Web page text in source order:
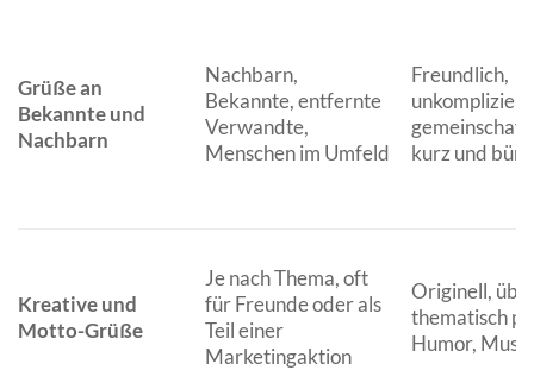
Grüße an
Bekannte und
Nachbarn
Nachbarn,
Bekannte, entfernte
Verwandte,
Menschen im Umfeld
Freundlich,
unkompliziert,
kurz und
Kreative und
Motto-Grüße
Je nach Thema, oft
für Freunde oder als
Teil einer
Marketingaktion
Originell,
thematisch
Humor,